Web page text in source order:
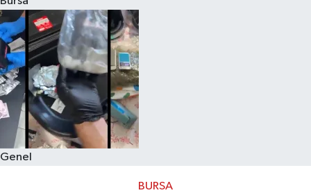
Genel
BURSA
Eğitim
Sağlık
Dünya
Magazin